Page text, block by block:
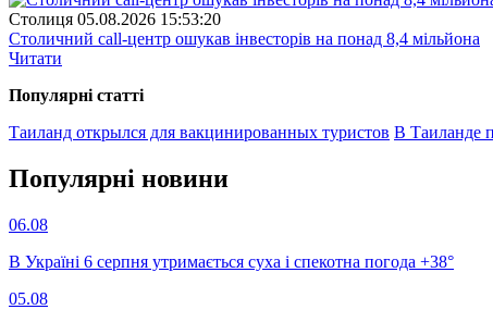
Столиця 05.08.2026 15:53:20
Столичний call-центр ошукав інвесторів на понад 8,4 мільйона
Читати
Популярнi статтi
Таиланд открылся для вакцинированных туристов В Таиланде
Популярнi новини
06.08
В Україні 6 серпня утримається суха і спекотна погода +38°
05.08